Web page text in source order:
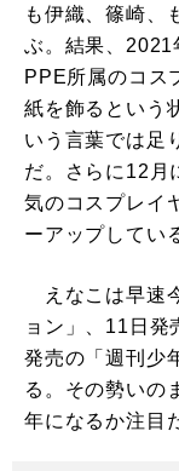
も伊織、篠崎、
ぶ。結果、2021
PPE所属のコス
紙を飾るという
いう言葉では足
だ。さらに12月
気のコスプレイ
ーアップしてい
えなこは早速
ョン」、11日発
発売の「週刊少
る。その勢いの
年になるか注目